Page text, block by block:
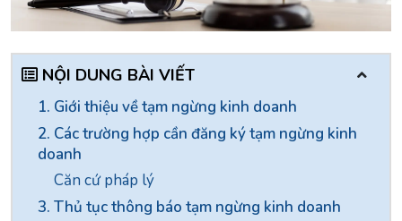
NỘI DUNG BÀI VIẾT
1. Giới thiệu về tạm ngừng kinh doanh
2. Các trường hợp cần đăng ký tạm ngừng kinh
doanh
Căn cứ pháp lý
3. Thủ tục thông báo tạm ngừng kinh doanh